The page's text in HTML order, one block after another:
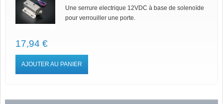
Une serrure electrique 12VDC à base de solenoïde
pour verrouiller une porte.
17,94 €
AJOUTER AU PANIER